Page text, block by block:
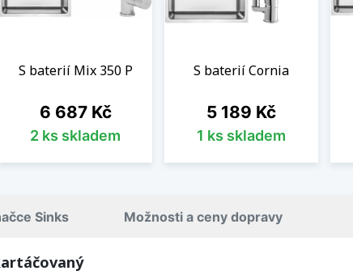
S baterií Mix 350 P
Cena
6 687 Kč
2 ks skladem
S baterií Cornia
Cena
5 189 Kč
1 ks skladem
Sinks Možnosti a ceny dopravy